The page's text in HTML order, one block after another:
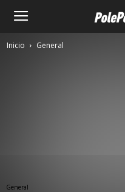
Inicio General
General